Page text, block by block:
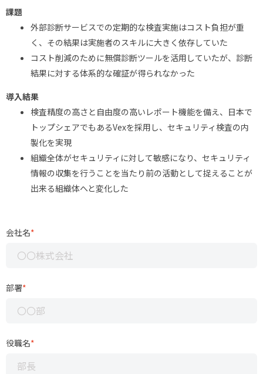
課題
外部診断サービスでの定期的な検査実施はコスト負担が重
く、その結果は実施者のスキルに大きく依存していた
コスト削減のために無償診断ツールを活用していたが、診断
結果に対する体系的な確証が得られなかった
導入結果
検査精度の高さと自由度の高いレポート機能を備え、日本で
トップシェアでもあるVexを採用し、セキュリティ検査の内
製化を実現
組織全体がセキュリティに対して敏感になり、セキュリティ
情報の収集を行うことを当たり前の活動として捉えることが
出来る組織体へと変化した
会社名*
部署*
役職名*